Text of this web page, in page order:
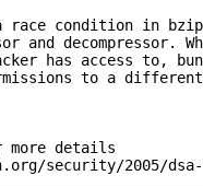
a race condition in
decompressor.
has access to,
to a
more details